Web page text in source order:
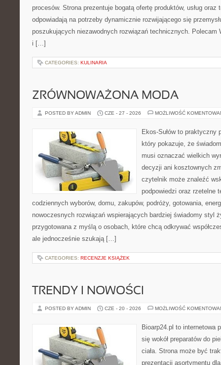
procesów. Strona prezentuje bogatą ofertę produktów, usług oraz
odpowiadają na potrzeby dynamicznie rozwijającego się
poszukujących niezawodnych rozwiązań technicznych. Polecam
i […]
CATEGORIES: KULINARIA
ZRÓWNOWAŻONA MODA
POSTED BY ADMIN CZE - 27 - 2026 MOŻLIWOŚĆ
Ekos-Sułów to praktyczny
który pokazuje, że
musi oznaczać wielkich
decyzji ani kosztownych
czytelnik może znaleźć
podpowiedzi oraz rzetelne
codziennych wyborów, domu, zakupów, podróży, gotowania,
nowoczesnych rozwiązań wspierających bardziej świadomy styl
przygotowana z myślą o osobach, które chcą odkrywać
ale jednocześnie szukają […]
CATEGORIES: RECENZJE KSIĄŻEK
TRENDY I NOWOŚCI
POSTED BY ADMIN CZE - 20 - 2026 MOŻLIWOŚĆ
Bioarp24.pl to internetowa
się wokół preparatów do
ciała. Strona może być
prezentacji asortymentu